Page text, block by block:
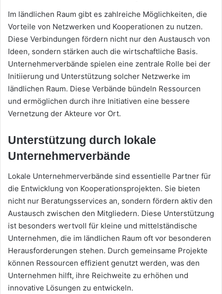
Im ländlichen Raum gibt es zahlreiche Möglichkeiten, die
Vorteile von Netzwerken und Kooperationen zu nutzen.
Diese Verbindungen fördern nicht nur den Austausch von
Ideen, sondern stärken auch die wirtschaftliche Basis.
Unternehmerverbände spielen eine zentrale Rolle bei der
Initiierung und Unterstützung solcher Netzwerke im
ländlichen Raum. Diese Verbände bündeln Ressourcen
und ermöglichen durch ihre Initiativen eine bessere
Vernetzung der Akteure vor Ort.
Unterstützung durch lokale
Unternehmerverbände
Lokale Unternehmerverbände sind essentielle Partner für
die Entwicklung von Kooperationsprojekten. Sie bieten
nicht nur Beratungsservices an, sondern fördern aktiv den
Austausch zwischen den Mitgliedern. Diese Unterstützung
ist besonders wertvoll für kleine und mittelständische
Unternehmen, die im ländlichen Raum oft vor besonderen
Herausforderungen stehen. Durch gemeinsame Projekte
können Ressourcen effizient genutzt werden, was den
Unternehmen hilft, ihre Reichweite zu erhöhen und
innovative Lösungen zu entwickeln.